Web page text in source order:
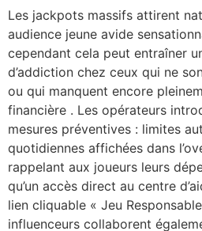
Les jackpots massifs attirent
audience jeune avide
cependant cela peut entraîner
d’addiction chez ceux qui ne
ou qui manquent encore
financière . Les opérateurs
mesures préventives : limites
quotidiennes affichées dans
rappelant aux joueurs leurs
qu’un accès direct au centre
lien cliquable « Jeu
influenceurs collaborent